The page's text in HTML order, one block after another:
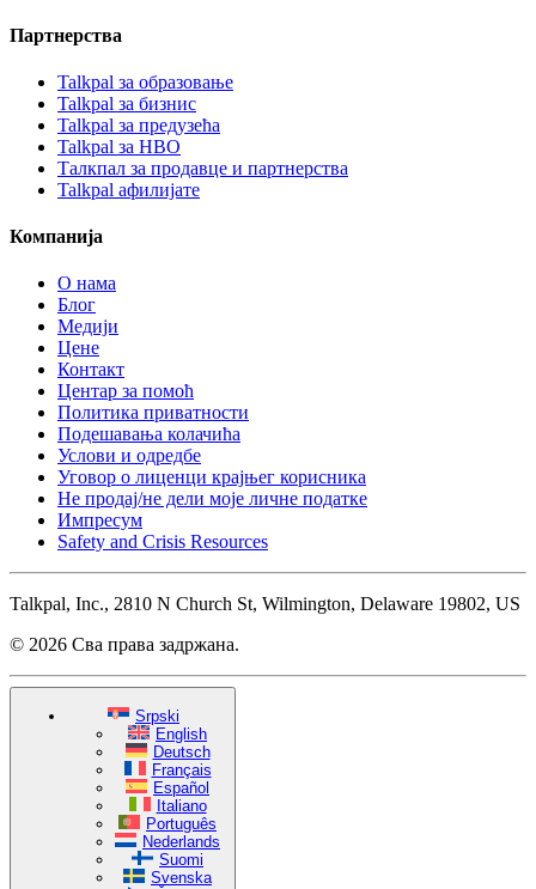
Партнерства
Talkpal за образовање
Talkpal за бизнис
Talkpal за предузећа
Talkpal за НВО
Талкпал за продавце и партнерства
Talkpal афилијате
Компанија
О нама
Блог
Медији
Цене
Контакт
Центар за помоћ
Политика приватности
Подешавања колачића
Услови и одредбе
Уговор о лиценци крајњег корисника
Не продај/не дели моје личне податке
Импресум
Safety and Crisis Resources
Talkpal, Inc., 2810 N Church St, Wilmington, Delaware 19802, US
© 2026 Сва права задржана.
Srpski
English
Deutsch
Français
Español
Italiano
Português
Nederlands
Suomi
Svenska